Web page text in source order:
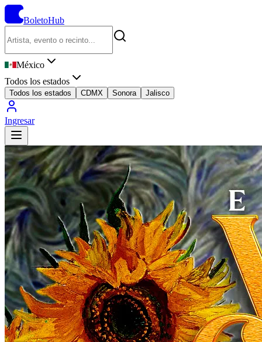
BoletoHub
México
Todos los estados
Todos los estados CDMX Sonora Jalisco
Ingresar